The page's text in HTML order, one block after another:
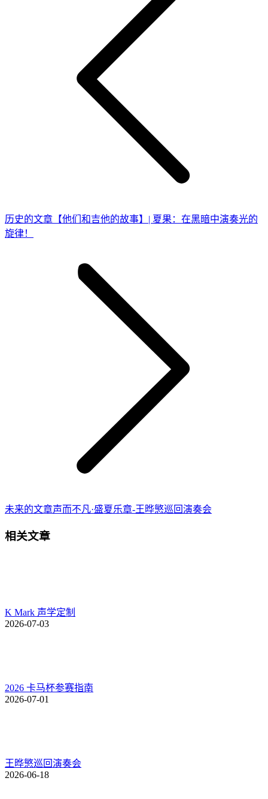
历史的文章历【他们和吉他的故事】| 夏果：在黑暗中演奏光的
旋律！
未来的文章未
声而不凡·盛夏乐章-王晔慜巡回演奏会
相关文章
K Mark 声学定制
2026-07-03
2026 卡马杯参赛指南
2026-07-01
王晔慜巡回演奏会
2026-06-18